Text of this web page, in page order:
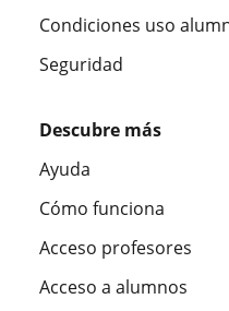
Condiciones uso
Seguridad
Descubre más
Ayuda
Cómo funciona
Acceso profesores
Acceso a alumnos